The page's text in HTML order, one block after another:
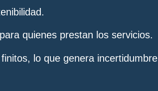
quienes prestan los servicios.
lo que genera incertidumbre